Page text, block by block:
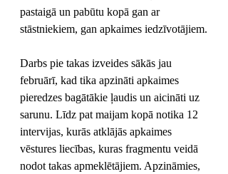
pastaigā un pabūtu kopā gan ar
stāstniekiem, gan apkaimes iedzīvotājiem.
Darbs pie takas izveides sākās jau
februārī, kad tika apzināti apkaimes
pieredzes bagātākie ļaudis un aicināti uz
sarunu. Līdz pat maijam kopā notika 12
intervijas, kurās atklājās apkaimes
vēstures liecības, kuras fragmentu veidā
nodot takas apmeklētājiem. Apzināmies,